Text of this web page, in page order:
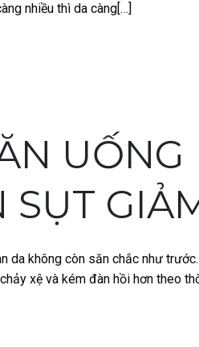
nhiều thì da càng[…]
UỐNG
SỤT
da không còn săn chắc như
xệ và kém đàn hồi hơn theo